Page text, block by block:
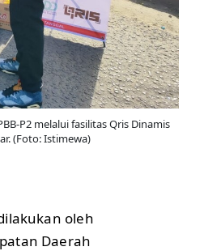
P2 melalui fasilitas Qris Dinamis
(Foto: Istimewa)
oleh
Daerah